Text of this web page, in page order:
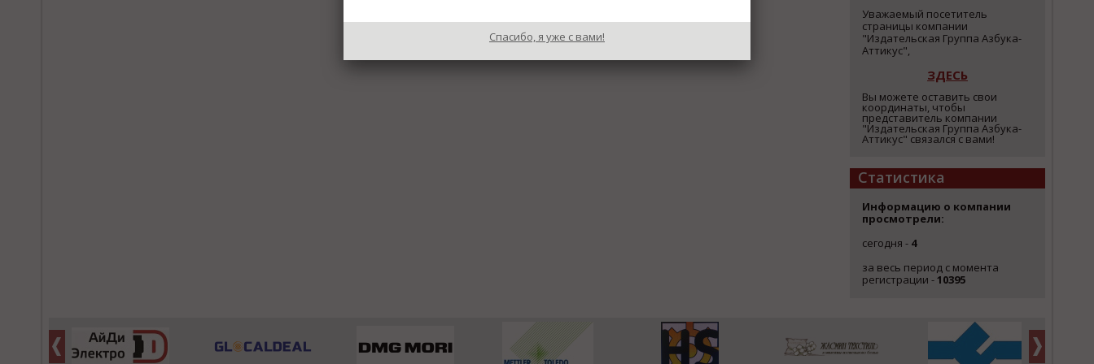
Уважаемый посетитель
страницы компании
"Издательская Группа Азбука-
Аттикус",
ЗДЕСЬ
Вы можете оставить свои
координаты, чтобы
представитель компании
"Издательская Группа Азбука-
Аттикус" связался с вами!
Статистика
Информацию о компании
просмотрели:
сегодня - 4
за весь период с момента
регистрации -10395
Спасибо, я уже с вами!